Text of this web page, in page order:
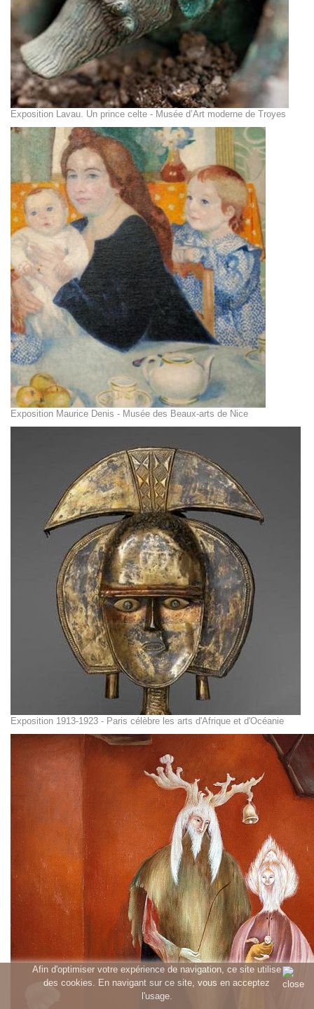
Afin d'optimiser votre expérience de navigation, ce site utilise
des cookies. En navigant sur ce site, vous en acceptez
l'usage.
Exposition Lavau. Un prince celte - Musée d’Art moderne de Troyes
Exposition Maurice Denis - Musée des Beaux-arts de Nice
Exposition 1913-1923 - Paris célèbre les arts d'Afrique et d'Océanie